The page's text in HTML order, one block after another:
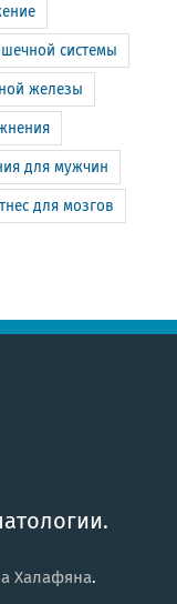
системы
железы
для мужчин
для мозгов
Халафяна.